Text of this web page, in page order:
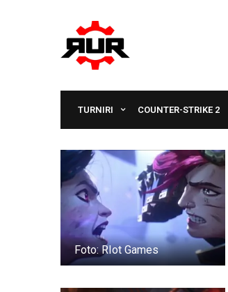
TURNIRI COUNTER-STRIKE 2
Foto: RIot Games